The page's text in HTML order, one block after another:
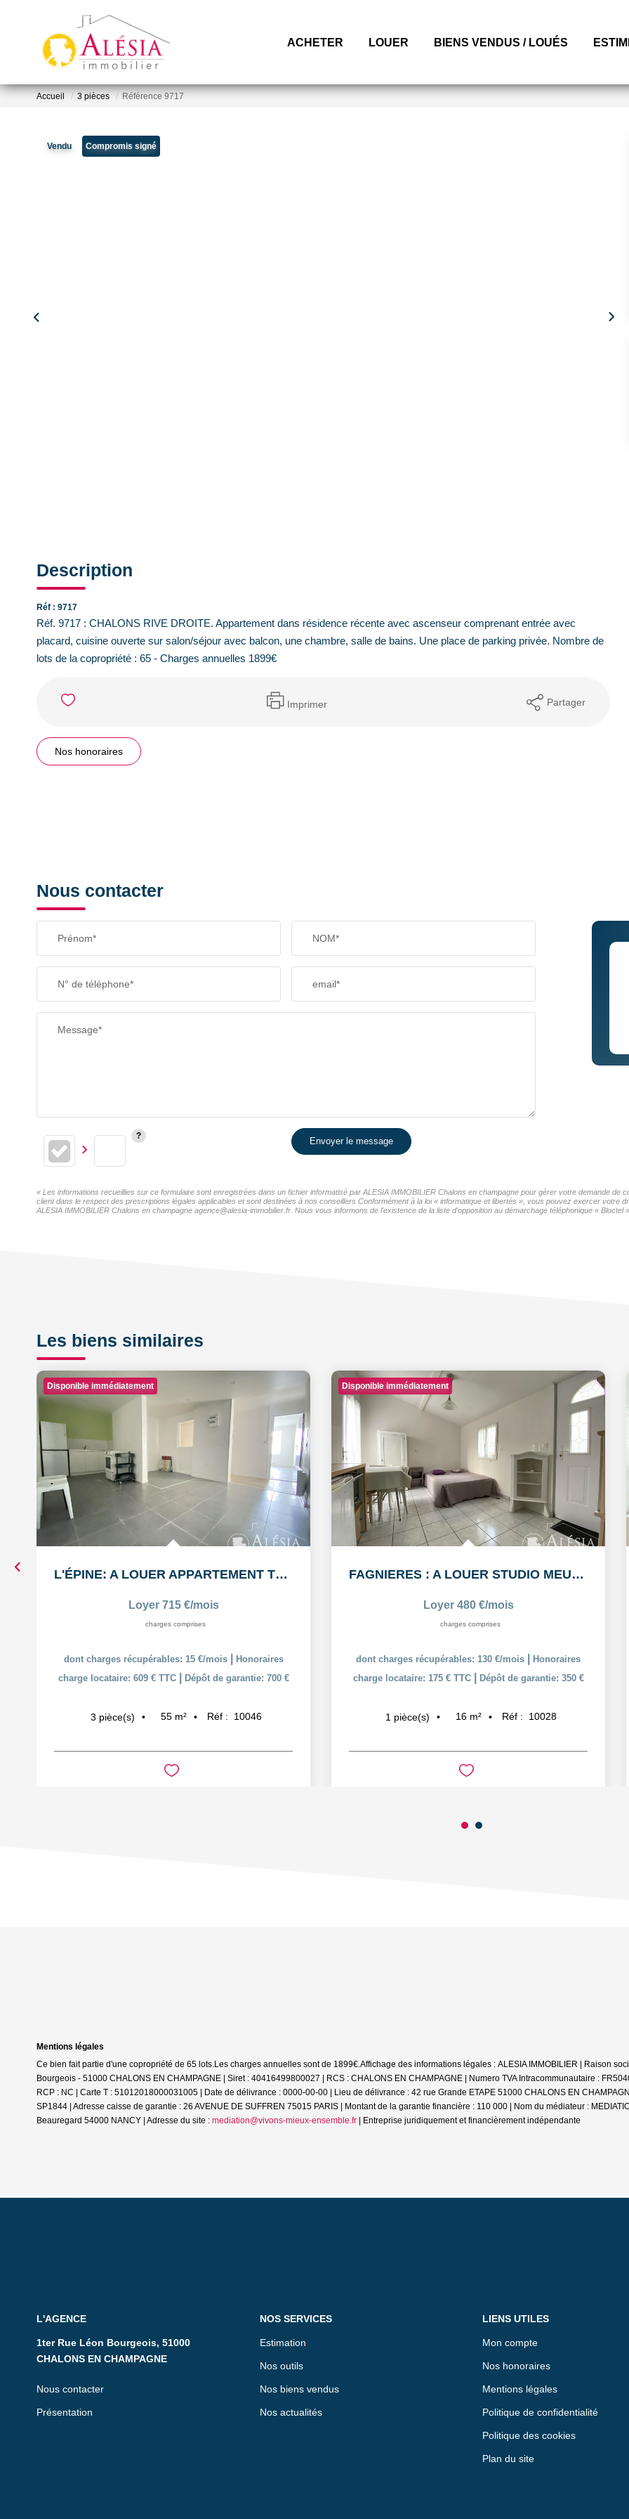
ACHETER LOUER BIENS VENDUS / LOUÉS
Accueil 3 pièces Référence 9717
Vendu Compromis signé
Description
Réf : 9717
Réf. 9717 : CHALONS RIVE DROITE. Appartement dans résidence récente avec ascenseur comprenant entrée avec
placard, cuisine ouverte sur salon/séjour avec balcon, une chambre, salle de bains. Une place de parking privée. Nombre de
lots de la copropriété : 65 - Charges annuelles 1899€
Imprimer Partager
Nos honoraires
Nous contacter
Prénom* NOM*
N° de téléphone* email*
Message*
Envoyer le message
« Les informations recueillies sur ce formulaire sont enregistrées dans un fichier informatisé par ALESIA IMMOBILIER Chalons en champagne pour gérer votre demande
client dans le respect des prescriptions légales applicables et sont destinées à nos conseillers Conformément à la loi « informatique et libertés », vous pouvez exercer votre
ALESIA IMMOBILIER Chalons en champagne agence@alesia-immobilier.fr. Nous vous informons de l'existence de la liste d'opposition au démarchage téléphonique «
Les biens similaires
Disponible immédiatement
L'ÉPINE: A LOUER APPARTEMENT T3 55,38m² AVEC COUR ET PLACE...
Loyer 715 €/mois
charges comprises
dont charges récupérables: 15 €/mois
Honoraires
charge locataire: 609 € TTC
Dépôt de garantie: 700 €
3 pièce(s) 55 m² Réf : 10046
Disponible immédiatement
FAGNIERES : A LOUER STUDIO MEUBLÉ
Loyer 480 €/mois
charges comprises
dont charges récupérables: 130 €/mois
Honoraires
charge locataire: 175 € TTC
Dépôt de garantie: 350 €
1 pièce(s) 16 m² Réf : 10028
Mentions légales
Ce bien fait partie d'une copropriété de 65 lots.Les charges annuelles sont de 1899€.Affichage des informations légales : ALESIA IMMOBILIER | Raison
Bourgeois - 51000 CHALONS EN CHAMPAGNE | Siret : 40416499800027 | RCS : CHALONS EN CHAMPAGNE | Numero TVA Intracommunautaire :
RCP : NC | Carte T : 51012018000031005 | Date de délivrance : 0000-00-00 | Lieu de délivrance : 42 rue Grande ETAPE 51000 CHALONS EN
SP1844 | Adresse caisse de garantie : 26 AVENUE DE SUFFREN 75015 PARIS | Montant de la garantie financière : 110 000 | Nom du médiateur :
Beauregard 54000 NANCY | Adresse du site : mediation@vivons-mieux-ensemble.fr Entreprise juridiquement et financièrement indépendante
L'AGENCE
1ter Rue Léon Bourgeois, 51000
CHALONS EN CHAMPAGNE
Nous contacter
Présentation
NOS SERVICES
Estimation
Nos outils
Nos biens vendus
Nos actualités
LIENS UTILES
Mon compte
Nos honoraires
Mentions légales
Politique de confidentialité
Politique des cookies
Plan du site